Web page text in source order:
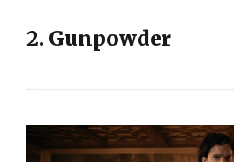
2. Gunpowder